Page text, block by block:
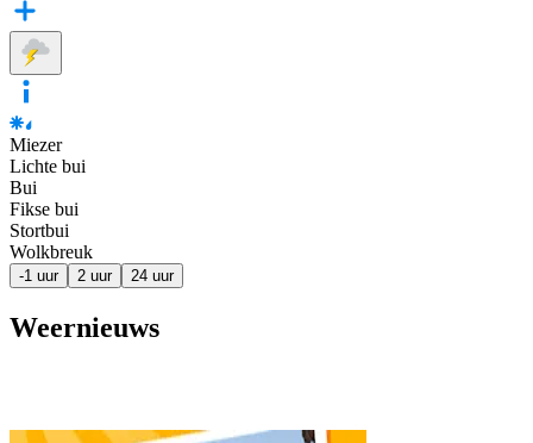
Miezer
Lichte bui
Bui
Fikse bui
Stortbui
Wolkbreuk
-1 uur 2 uur 24 uur
Weernieuws